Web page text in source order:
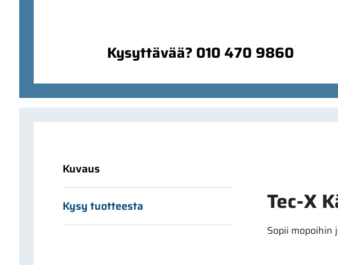
Kysyttävää? 010 470 9860
Kuvaus
Kysy tuotteesta Tec-X
Sopii mopoihin